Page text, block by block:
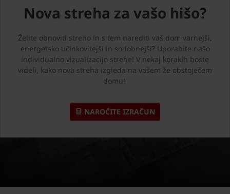
Nova streha za vašo hišo?
Želite obnoviti streho in s tem narediti vaš dom varnejši,
energetsko učinkovitejši in sodobnejši? Uporabite našo
individualno vizualizacijo strehe! V nekaj korakih boste
videli, kako nova streha izgleda na vašem že obstoječem
domu!
NAROČITE IZRAČUN